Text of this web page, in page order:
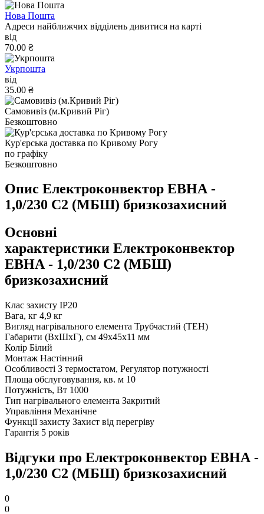
Нова Пошта
Адреси найближчих відділень дивитися на карті
від
70.00 ₴
Укрпошта
від
35.00 ₴
Самовивіз (м.Кривий Ріг)
Безкоштовно
Кур'єрська доставка по Кривому Рогу
по графіку
Безкоштовно
Опис Електроконвектор ЕВНА -
1,0/230 С2 (МБШ) бризкозахисний
Основні
характеристики Електроконвектор
ЕВНА - 1,0/230 С2 (МБШ)
бризкозахисний
Клас захисту IP20
Вага, кг 4,9 кг
Вигляд нагрівального елемента Трубчастий (ТЕН)
Габарити (ВхШхГ), см 49х45х11 мм
Колір Білий
Монтаж Настінний
Особливості З термостатом, Регулятор потужності
Площа обслуговування, кв. м 10
Потужність, Вт 1000
Тип нагрівального елемента Закритий
Управління Механічне
Функції захисту Захист від перегріву
Гарантія 5 років
Відгуки про Електроконвектор ЕВНА -
1,0/230 С2 (МБШ) бризкозахисний
0
0